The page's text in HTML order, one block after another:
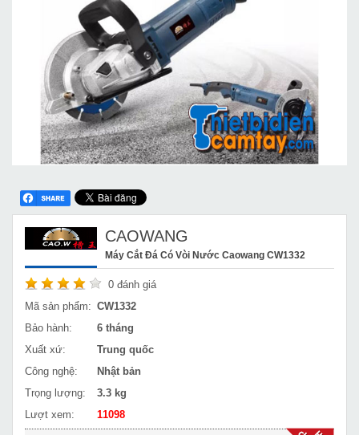
CAOWANG
Máy Cắt Đá Có Vòi Nước Caowang CW1332
0 đánh giá
Mã sản phẩm: CW1332
Bảo hành:
6 tháng
Xuất xứ:
Trung quốc
Công nghệ:
Nhật bản
Trọng lượng:
3.3 kg
Lượt xem:
11098